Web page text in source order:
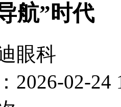
航”时代
眼科
2026-02-24